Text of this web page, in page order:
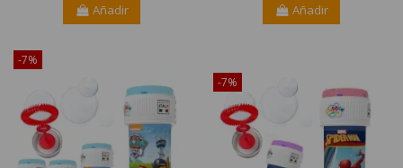
Añadir Añadir
-7%
-7%